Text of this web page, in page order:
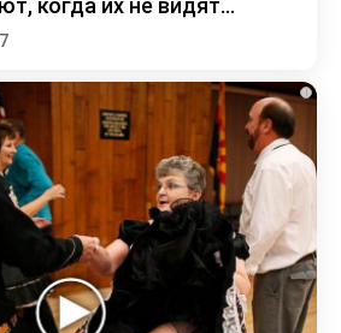
когда их не видят...
i